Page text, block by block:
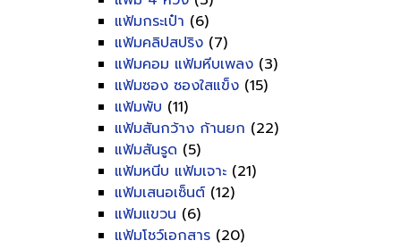
แฟ้มกระเป๋า (6)
แฟ้มคลิปสปริง (7)
แฟ้มคอม แฟ้มหีบเพลง (3)
แฟ้มซอง ซองใสแข็ง (15)
แฟ้มพับ (11)
แฟ้มสันกว้าง ก้านยก (22)
แฟ้มสันรูด (5)
แฟ้มหนีบ แฟ้มเจาะ (21)
แฟ้มเสนอเซ็นต์ (12)
แฟ้มแขวน (6)
แฟ้มโชว์เอกสาร (20)